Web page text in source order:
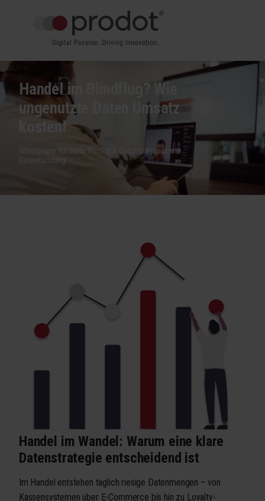
Handel im Blindflug? Wie
ungenutzte Daten Umsatz
kosten!
Whitepaper für mehr Weitblick durch transparente
Datennutzung
Handel im Wandel: Warum eine klare
Datenstrategie entscheidend ist
Im Handel entstehen täglich riesige Datenmengen – von
Kassensystemen über E-Commerce bis hin zu Loyalty-